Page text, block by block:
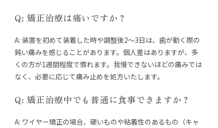
Q: 矯正治療は痛いですか？
A: 装置を初めて装着した時や調整後2〜3日は、歯が動く際の
鈍い痛みを感じることがあります。個人差はありますが、多
くの方が1週間程度で慣れます。我慢できないほどの痛みでは
なく、必要に応じて痛み止めを処方いたします。
Q: 矯正治療中でも普通に食事できますか？
A: ワイヤー矯正の場合、硬いものや粘着性のあるもの（キャ